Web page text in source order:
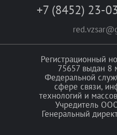
+7 (8452) 23-
Регистрационный
75657 выдан 8
Федеральной
сфере связи,
технологий и
Учредитель
Генеральный